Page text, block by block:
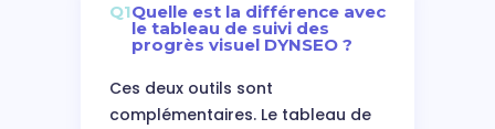
Q1Quelle est la différence avec
le tableau de suivi des
progrès visuel DYNSEO ?
Ces deux outils sont
complémentaires. Le tableau de